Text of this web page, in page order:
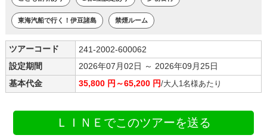
東海汽船で行く！伊豆諸島 禁煙ルーム
ツアーコード
241-2002-600062
設定期間
2026年07月02日 ～ 2026年09月25日
基本代金
35,800 円～65,200 円/大人1名様あたり
ＬＩＮＥでこのツアーを送る